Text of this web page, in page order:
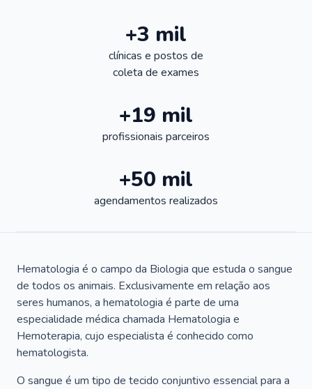
+3 mil
clínicas e postos de
coleta de exames
+19 mil
profissionais parceiros
+50 mil
agendamentos realizados
Hematologia é o campo da Biologia que estuda o sangue
de todos os animais. Exclusivamente em relação aos
seres humanos, a hematologia é parte de uma
especialidade médica chamada Hematologia e
Hemoterapia, cujo especialista é conhecido como
hematologista.
O sangue é um tipo de tecido conjuntivo essencial para a